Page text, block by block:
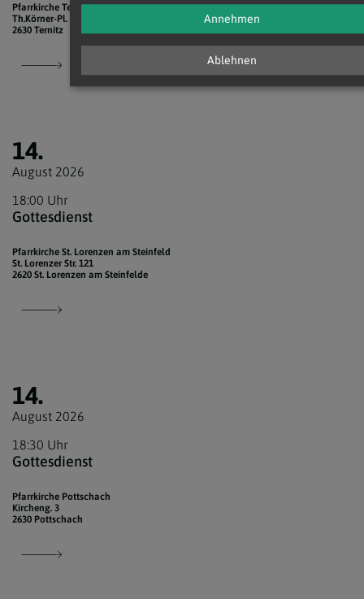
Pfarrkirche Ternitz
Th.Körner-Pl. 1
2630 Ternitz
14.
August 2026
18:00 Uhr
Gottesdienst
Pfarrkirche St. Lorenzen am Steinfeld
St. Lorenzer Str. 121
2620 St. Lorenzen am Steinfelde
14.
August 2026
18:30 Uhr
Gottesdienst
Pfarrkirche Pottschach
Kircheng. 3
2630 Pottschach
Ablehnen
Annehmen